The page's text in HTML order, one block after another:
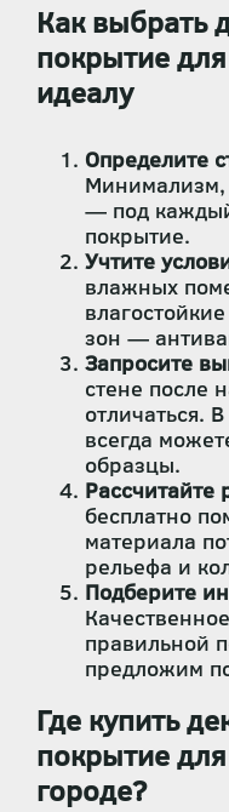
Как выбрать
покрытие
идеалу
Определите
Минимализм,
— под
покрытие.
Учтите
влажных
зон —
Запросите
стене после
отличаться.
всегда
образцы.
Рассчитайте
бесплатно
материала
рельефа и
Подберите
правильной
предложим
Где купить
покрытие
городе?